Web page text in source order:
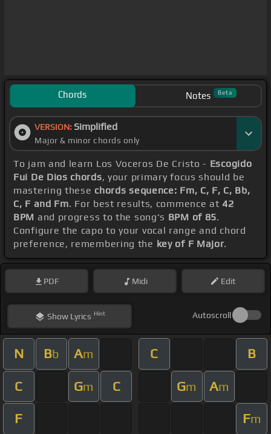
Chords Notes Beta
VERSION: Simplified
Major & minor chords only
To jam and learn Los Voceros De Cristo - Escogido
Fui De Dios chords, your primary focus should be
mastering these chords sequence: Fm, C, F, C, Bb,
C, F and Fm. For best results, commence at42
BPM and progress to the song's BPM of 85.
Configure the capo to your vocal range and chord
preference, remembering the key of F Major.
PDF Midi Edit
ShowLyrics Hint Autoscroll
N Bb Am C B
C Gm C Gm Am
F Fm